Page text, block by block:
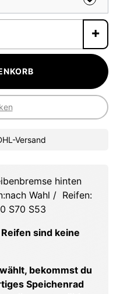
Versand
hinten
Wahl / Reifen:
S70 S53
sind keine
bekommst du
Speichenrad